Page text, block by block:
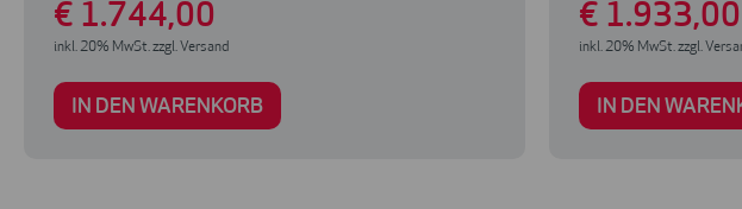
€ 1.744,00
inkl. 20% MwSt. zzgl. Versand
IN DEN WARENKORB
€ 1.933,00
inkl. 20% MwSt. zzgl.
IN DEN